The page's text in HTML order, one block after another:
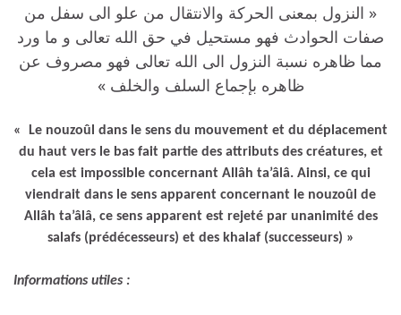
« النزول بمعنى الحركة والانتقال من علو الى سفل من
صفات الحوادث فهو مستحيل في حق الله تعالى و ما ورد
مما ظاهره نسبة النزول الى الله تعالى فهو مصروف عن
ظاهره بإجماع السلف والخلف »
« Le nouzoûl dans le sens du mouvement et du déplacement
du haut vers le bas fait partie des attributs des créatures, et
cela est impossible concernant Allâh ta’âlâ. Ainsi, ce qui
viendrait dans le sens apparent concernant le nouzoûl de
Allâh ta’âlâ, ce sens apparent est rejeté par unanimité des
salafs (prédécesseurs) et des khalaf (successeurs) »
Informations utiles :